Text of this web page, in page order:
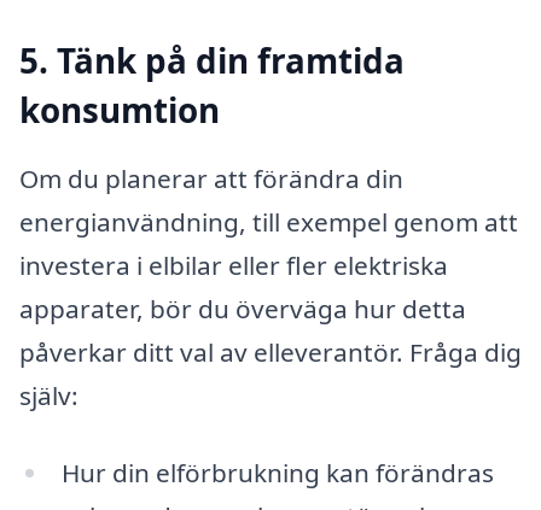
5. Tänk på din framtida
konsumtion
Om du planerar att förändra din
energianvändning, till exempel genom att
investera i elbilar eller fler elektriska
apparater, bör du överväga hur detta
påverkar ditt val av elleverantör. Fråga dig
själv:
Hur din elförbrukning kan förändras